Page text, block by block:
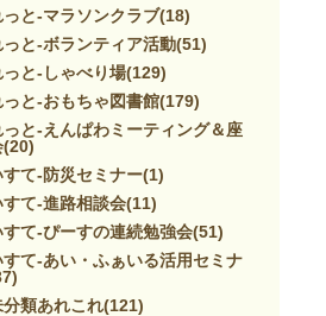
っと-マラソンクラブ(18)
っと-ボランティア活動(51)
っと-しゃべり場(129)
っと-おもちゃ図書館(179)
っと-えんぱわミーティング＆座
(20)
すて-防災セミナー(1)
すて-進路相談会(11)
すて-ぴーすの連続勉強会(51)
すて-あい・ふぁいる活用セミナ
類あれこれ(121)